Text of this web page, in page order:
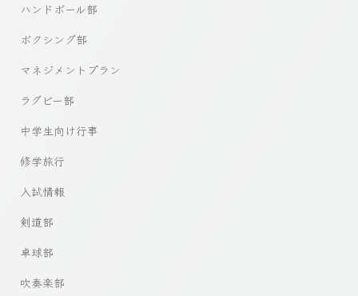
ハンドボール部
ボクシング部
マネジメントプラン
ラグビー部
中学生向け行事
修学旅行
入試情報
剣道部
卓球部
吹奏楽部